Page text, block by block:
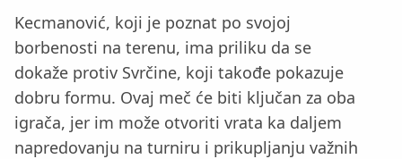
Kecmanović, koji je poznat po svojoj
borbenosti na terenu, ima priliku da se
dokaže protiv Svrčine, koji takođe pokazuje
dobru formu. Ovaj meč će biti ključan za oba
igrača, jer im može otvoriti vrata ka daljem
napredovanju na turniru i prikupljanju važnih